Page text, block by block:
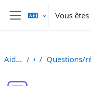
Passer au contenu principal
Panneau latéral
Vous
Aide Moodle - Moodle Hilfe Généralités